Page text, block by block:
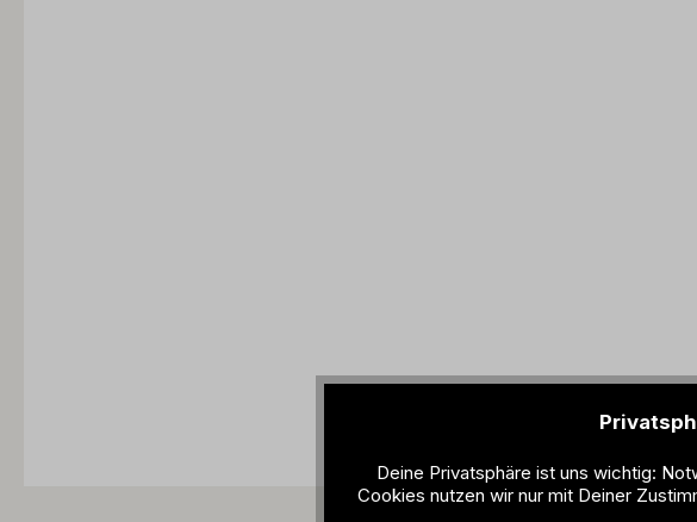
Deine Privatsphäre ist uns wichtig:
Cookies nutzen wir nur mit Deiner